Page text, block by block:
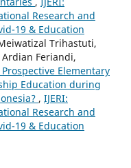
Research and
19 & Education
Trihastuti,
Feriandi,
Elementary
Education during
, IJERI:
Research and
19 & Education